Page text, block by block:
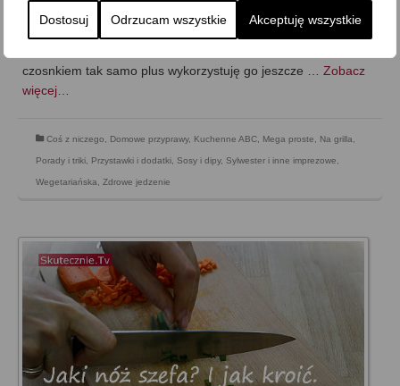
Dostosuj Odrzucam wszystkie Akceptuję wszystkie
zimno np. do sałatek, skrapiania warzyw, ziemniaków w
czosnkiem tak samo plus wykorzystuję go jeszcze … Zobacz
więcej…
Coś z niczego Domowe przyprawy, Kuchenne ABC Mega proste Na grilla
Porady i triki Przystawki i dodatki Sosy i dipy, Sylwester i inne imprezowe
Wegetariańska Zdrowe jedzenie